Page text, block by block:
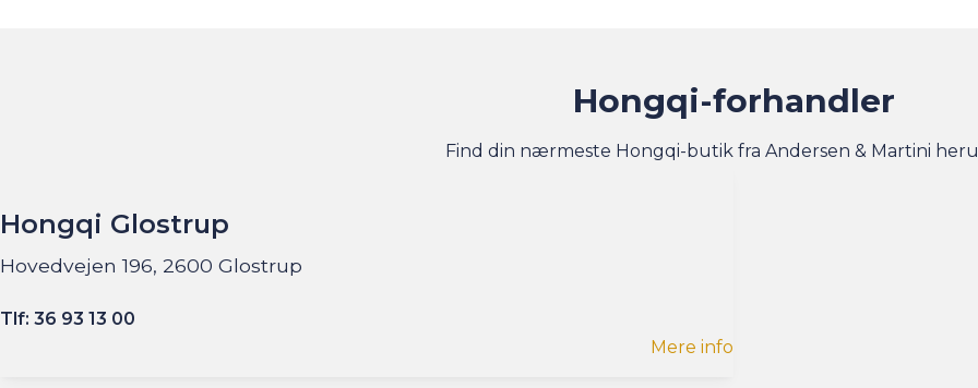
Hongqi-forhandler
Find din nærmeste Hongqi-butik fra Andersen & Martini
Hongqi Glostrup
Hovedvejen 196, 2600 Glostrup
Tlf: 36 93 13 00
Mere info